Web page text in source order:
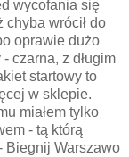
wycofania się
wrócił do
oprawie dużo
czarna, z długim
startowy to
w sklepie.
miałem tylko
- tą którą
Biegnij Warszawo